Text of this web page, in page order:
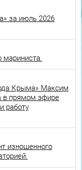
за июль 2026
мариниста.
Крыма» Максим
в прямом эфире
работу
изношенного